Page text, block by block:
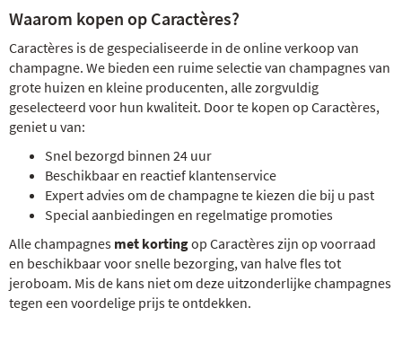
Waarom kopen op Caractères?
Caractères is de gespecialiseerde in de online verkoop van
champagne. We bieden een ruime selectie van champagnes van
grote huizen en kleine producenten, alle zorgvuldig
geselecteerd voor hun kwaliteit. Door te kopen op Caractères,
geniet u van:
Snel bezorgd binnen 24 uur
Beschikbaar en reactief klantenservice
Expert advies om de champagne te kiezen die bij u past
Special aanbiedingen en regelmatige promoties
Alle champagnes met kortingop Caractères zijn op voorraad
en beschikbaar voor snelle bezorging, van halve fles tot
jeroboam. Mis de kans niet om deze uitzonderlijke champagnes
tegen een voordelige prijs te ontdekken.